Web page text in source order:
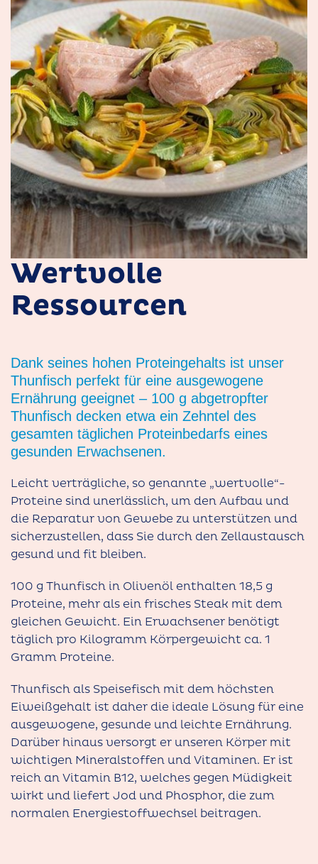
Wertvolle
Ressourcen
Dank seines hohen Proteingehalts ist unser
Thunfisch perfekt für eine ausgewogene
Ernährung geeignet – 100 g abgetropfter
Thunfisch decken etwa ein Zehntel des
gesamten täglichen Proteinbedarfs eines
gesunden Erwachsenen.
Leicht verträgliche, so genannte „wertvolle“-
Proteine sind unerlässlich, um den Aufbau und
die Reparatur von Gewebe zu unterstützen und
sicherzustellen, dass Sie durch den Zellaustausch
gesund und fit bleiben.
100 g Thunfisch in Olivenöl enthalten 18,5 g
Proteine, mehr als ein frisches Steak mit dem
gleichen Gewicht. Ein Erwachsener benötigt
täglich pro Kilogramm Körpergewicht ca. 1
Gramm Proteine.
Thunfisch als Speisefisch mit dem höchsten
Eiweißgehalt ist daher die ideale Lösung für eine
ausgewogene, gesunde und leichte Ernährung.
Darüber hinaus versorgt er unseren Körper mit
wichtigen Mineralstoffen und Vitaminen. Er ist
reich an Vitamin B12, welches gegen Müdigkeit
wirkt und liefert Jod und Phosphor, die zum
normalen Energiestoffwechsel beitragen.